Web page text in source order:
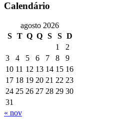
Calendário
agosto 2026
S
T Q Q S S D
1
2
3
4 5 6 7 8
9
10 11 12 13 14 15 16
17 18 19 20 21 22 23
24 25 26 27 28 29 30
31
« nov